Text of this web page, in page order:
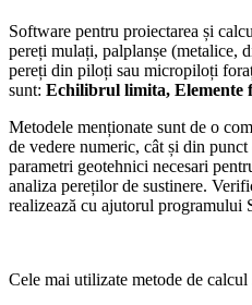
Software pentru proiectarea și
pereți mulați, palplanșe (metalice,
pereți din piloți sau micropiloți
sunt: Echilibrul limita, Elemente
Metodele menționate sunt de o
de vedere numeric, cât și din
parametri geotehnici necesari
analiza pereților de sustinere.
realizează cu ajutorul programului
Cele mai utilizate metode de calcul